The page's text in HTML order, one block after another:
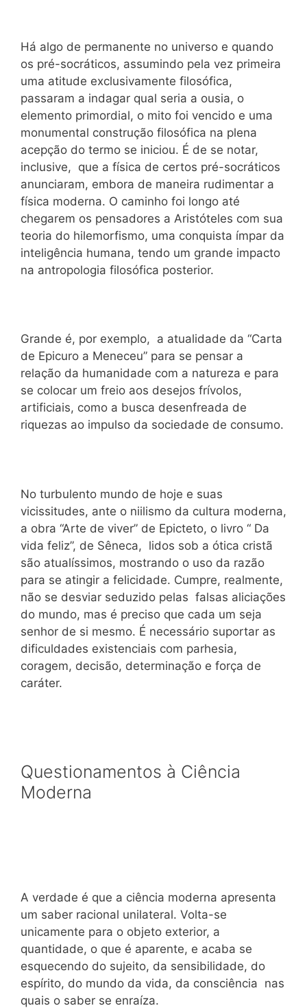
Há algo de permanente no universo e quando
os pré-socráticos, assumindo pela vez primeira
uma atitude exclusivamente filosófica,
passaram a indagar qual seria a ousia, o
elemento primordial, o mito foi vencido e uma
monumental construção filosófica na plena
acepção do termo se iniciou. É de se notar,
inclusive, que a física de certos pré-socráticos
anunciaram, embora de maneira rudimentar a
física moderna. O caminho foi longo até
chegarem os pensadores a Aristóteles com sua
teoria do hilemorfismo, uma conquista ímpar da
inteligência humana, tendo um grande impacto
na antropologia filosófica posterior.
Grande é, por exemplo, a atualidade da “Carta
de Epicuro a Meneceu” para se pensar a
relação da humanidade com a natureza e para
se colocar um freio aos desejos frívolos,
artificiais, como a busca desenfreada de
riquezas ao impulso da sociedade de consumo.
No turbulento mundo de hoje e suas
vicissitudes, ante o niilismo da cultura moderna,
a obra “Arte de viver” de Epicteto, o livro “ Da
vida feliz”, de Sêneca, lidos sob a ótica cristã
são atualíssimos, mostrando o uso da razão
para se atingir a felicidade. Cumpre, realmente,
não se desviar seduzido pelas falsas aliciações
do mundo, mas é preciso que cada um seja
senhor de si mesmo. É necessário suportar as
dificuldades existenciais com parhesia,
coragem, decisão, determinação e força de
caráter.
Questionamentos à Ciência
Moderna
A verdade é que a ciência moderna apresenta
um saber racional unilateral. Volta-se
unicamente para o objeto exterior, a
quantidade, o que é aparente, e acaba se
esquecendo do sujeito, da sensibilidade, do
espírito, do mundo da vida, da consciência nas
quais o saber se enraíza.